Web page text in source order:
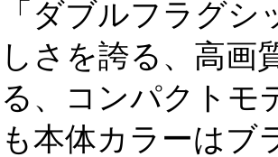
「ダブルフラグ
しさを誇る、高画
る、コンパクトモ
も本体カラーはブ